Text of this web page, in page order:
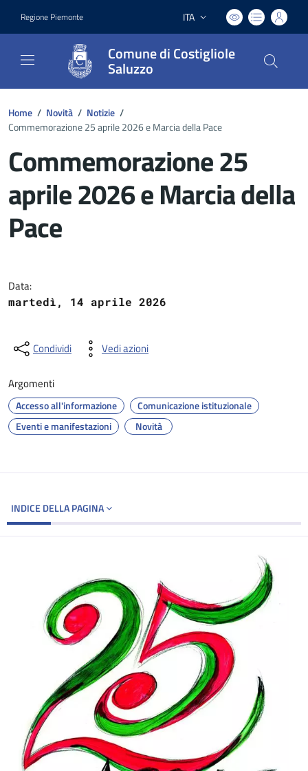
Regione Piemonte Lingua attiva:
ITA
Comune di Costigliole
Saluzzo
Home / Novità / Notizie /
Commemorazione 25 aprile 2026 e Marcia della Pace
Commemorazione 25
aprile 2026 e Marcia della
Pace
Data:
martedì, 14 aprile 2026
Condividi Vedi azioni
Argomenti
Accesso all'informazione
Comunicazione istituzionale
Eventi e manifestazioni
Novità
INDICE DELLA PAGINA